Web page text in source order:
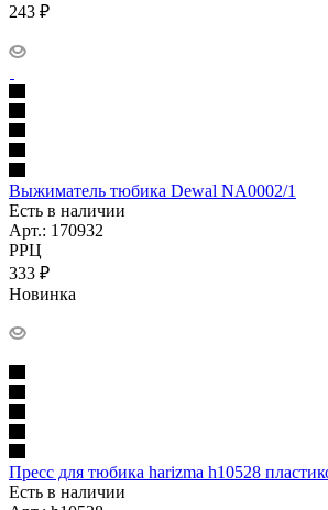
243 ₽
Выжиматель тюбика Dewal NA0002/1
Есть в наличии
Арт.: 170932
РРЦ
333 ₽
Новинка
Пресс для тюбика harizma h10528
Есть в наличии